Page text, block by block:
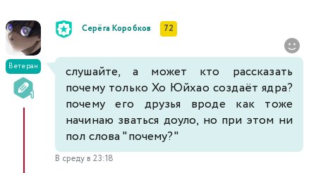
Ветеран
Серёга Коробков 72
слушайте, а может кто рассказать
почему только Хо Юйхао создаёт ядра?
почему его друзья вроде как тоже
начинаю зваться доуло, но при этом ни
пол слова "почему?"
В среду в 23:18